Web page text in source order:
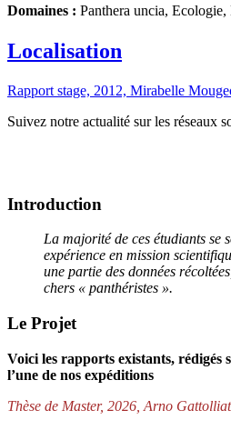
Domaines : Panthera uncia,
Localisation
Rapport stage, 2012, Mirabelle
Suivez notre actualité sur les réseaux
Introduction
La majorité de ces étudiants se
expérience en mission
une partie des données
chers « panthéristes ».
Le Projet
Voici les rapports existants, rédigés
l’une de nos expéditions
Thèse de Master, 2026, Arno Gattolliat